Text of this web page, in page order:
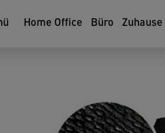
Home Office Büro Zuhause